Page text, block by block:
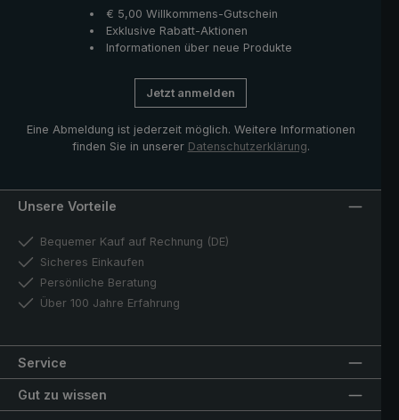
€ 5,00 Willkommens-Gutschein
Exklusive Rabatt-Aktionen
Informationen über neue Produkte
Jetzt anmelden
Eine Abmeldung ist jederzeit möglich. Weitere Informationen
finden Sie in unserer Datenschutzerklärung.
Unsere Vorteile
Bequemer Kauf auf Rechnung (DE)
Sicheres Einkaufen
Persönliche Beratung
Über 100 Jahre Erfahrung
Service
Gut zu wissen